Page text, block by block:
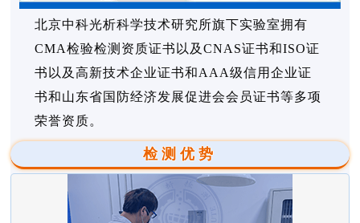
北京中科光析科学技术研究所旗下实验室拥有
CMA检验检测资质证书以及CNAS证书和ISO证
书以及高新技术企业证书和AAA级信用企业证
书和山东省国防经济发展促进会会员证书等多项
荣誉资质。
检测优势